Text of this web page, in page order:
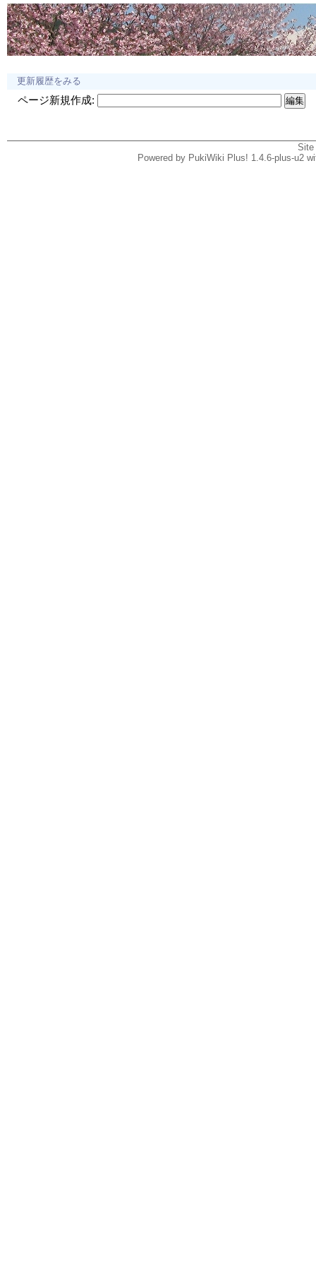
更新履歴をみる
ページ新規作成:
Powered by PukiWiki Plus! 1.4.6-plus-u2